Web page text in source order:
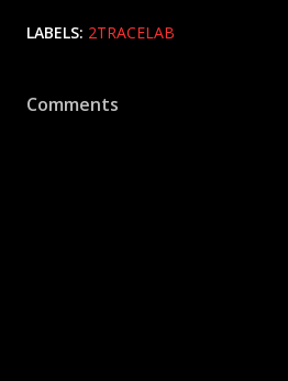
LABELS: 2TRACELAB
Comments